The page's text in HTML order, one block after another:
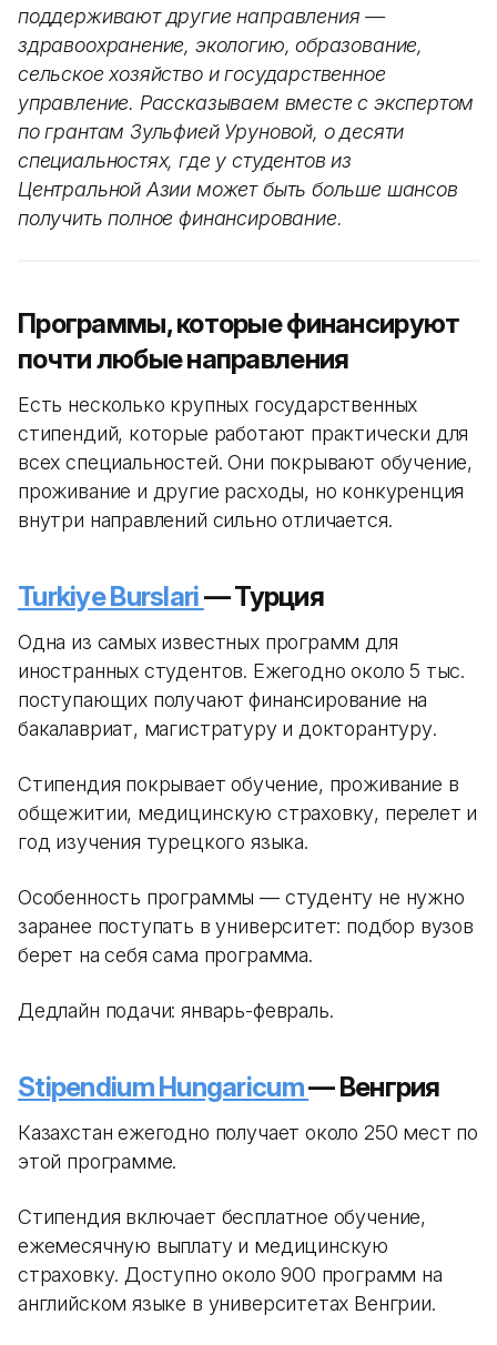
поддерживают другие направления —
здравоохранение, экологию, образование,
сельское хозяйство и государственное
управление. Рассказываем вместе с экспертом
по грантам Зульфией Уруновой, о десяти
специальностях, где у студентов из
Центральной Азии может быть больше шансов
получить полное финансирование.
Программы, которые финансируют
почти любые направления
Есть несколько крупных государственных
стипендий, которые работают практически для
всех специальностей. Они покрывают обучение,
проживание и другие расходы, но конкуренция
внутри направлений сильно отличается.
Turkiye Burslari— Турция
Одна из самых известных программ для
иностранных студентов. Ежегодно около 5 тыс.
поступающих получают финансирование на
бакалавриат, магистратуру и докторантуру.
Стипендия покрывает обучение, проживание в
общежитии, медицинскую страховку, перелет и
год изучения турецкого языка.
Особенность программы — студенту не нужно
заранее поступать в университет: подбор вузов
берет на себя сама программа.
Дедлайн подачи: январь-февраль.
Stipendium Hungaricum— Венгрия
Казахстан ежегодно получает около 250 мест по
этой программе.
Стипендия включает бесплатное обучение,
ежемесячную выплату и медицинскую
страховку. Доступно около 900 программ на
английском языке в университетах Венгрии.